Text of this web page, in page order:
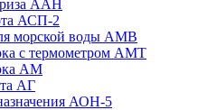
ААН
АСП-2
морской воды АМВ
с термометром АМТ
АМ
АГ
АОН-5